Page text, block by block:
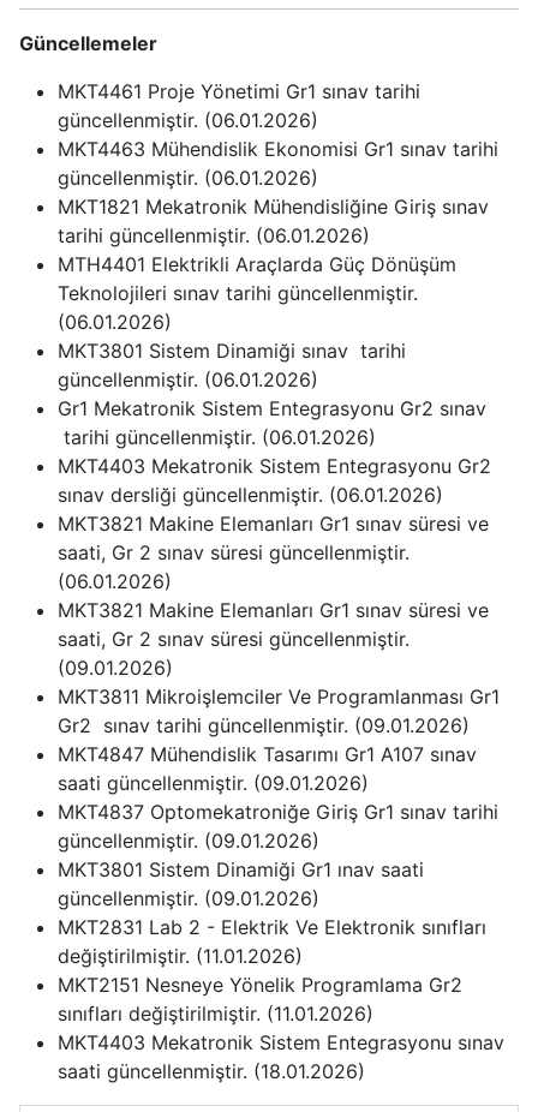
Güncellemeler
MKT4461 Proje Yönetimi Gr1 sınav tarihi
güncellenmiştir. (06.01.2026)
MKT4463 Mühendislik Ekonomisi Gr1 sınav tarihi
güncellenmiştir. (06.01.2026)
MKT1821 Mekatronik Mühendisliğine Giriş sınav
tarihi güncellenmiştir. (06.01.2026)
MTH4401 Elektrikli Araçlarda Güç Dönüşüm
Teknolojileri sınav tarihi güncellenmiştir.
(06.01.2026)
MKT3801 Sistem Dinamiği sınav tarihi
güncellenmiştir. (06.01.2026)
Gr1 Mekatronik Sistem Entegrasyonu Gr2 sınav
tarihi güncellenmiştir. (06.01.2026)
MKT4403 Mekatronik Sistem Entegrasyonu Gr2
sınav dersliği güncellenmiştir. (06.01.2026)
MKT3821 Makine Elemanları Gr1 sınav süresi ve
saati, Gr 2 sınav süresi güncellenmiştir.
(06.01.2026)
MKT3821 Makine Elemanları Gr1 sınav süresi ve
saati, Gr 2 sınav süresi güncellenmiştir.
(09.01.2026)
MKT3811 Mikroişlemciler Ve Programlanması Gr1
Gr2 sınav tarihi güncellenmiştir. (09.01.2026)
MKT4847 Mühendislik Tasarımı Gr1 A107 sınav
saati güncellenmiştir. (09.01.2026)
MKT4837 Optomekatroniğe Giriş Gr1 sınav tarihi
güncellenmiştir. (09.01.2026)
MKT3801 Sistem Dinamiği Gr1 ınav saati
güncellenmiştir. (09.01.2026)
MKT2831 Lab 2 - Elektrik Ve Elektronik sınıfları
değiştirilmiştir. (11.01.2026)
MKT2151 Nesneye Yönelik Programlama Gr2
sınıfları değiştirilmiştir. (11.01.2026)
MKT4403 Mekatronik Sistem Entegrasyonu sınav
saati güncellenmiştir. (18.01.2026)